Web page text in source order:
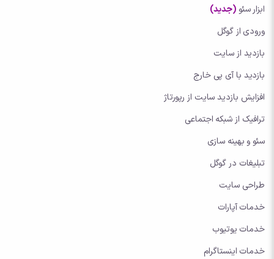
ابزار سئو (جدید)
ورودی از گوگل
بازدید از سایت
بازدید با آی پی خارج
افزایش بازدید سایت از رپورتاژ
ترافیک از شبکه اجتماعی
سئو و بهینه سازی
تبلیغات در گوگل
طراحی سایت
خدمات آپارات
خدمات یوتیوب
خدمات اینستاگرام